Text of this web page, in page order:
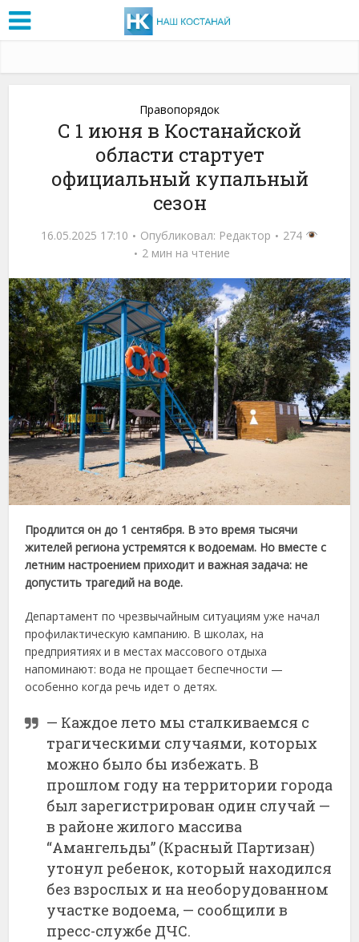
Правопорядок
С 1 июня в Костанайской
области стартует
официальный купальный
сезон
16.05.2025 17:10 Опубликовал: Редактор
274
2 мин на чтение
Продлитсяондо 1сентября. Вэтовремя тысячи
жителейрегионаустремятсякводоемам. Новместес
летнимнастроениемприходитиважнаязадача:не
допустить трагедийнаводе.
Департаментпочрезвычайнымситуациямуженачал
профилактическуюкампанию. Вшколах,на
предприятияхивместахмассовогоотдыха
напоминают:воданепрощаетбеспечности —
особеннокогдаречьидетодетях.
— Каждоелето мы сталкиваемся с
трагическими случаями, которых
можно было бы избежать.В
прошлом году на территории города
былзарегистрирован один случай —
в районежилого массива
“Амангельды” (Красный Партизан)
утонул ребенок, который находился
безвзрослых и на необорудованном
участкеводоема, — сообщилив
пресс-службе ДЧС.